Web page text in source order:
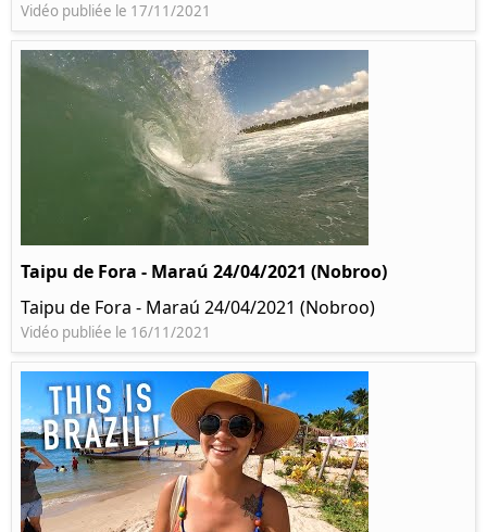
Vidéo publiée le 17/11/2021
Taipu de Fora - Maraú 24/04/2021 (Nobroo)
Taipu de Fora - Maraú 24/04/2021 (Nobroo)
Vidéo publiée le 16/11/2021